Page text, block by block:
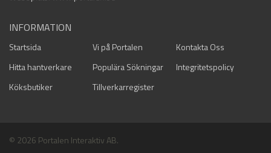
INFORMATION
Startsida Vi på Portalen
Kontakta Oss
Hitta hantverkare
Populära Sökningar
Integritetspolicy
Köksbutiker
Tillverkarregister
© 2026 Portalen Interaktiv AB.